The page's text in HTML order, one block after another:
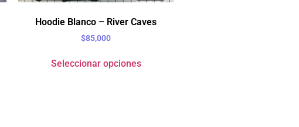
Hoodie Blanco – River Caves
$85,000
Seleccionar opciones